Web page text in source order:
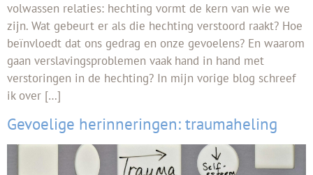
volwassen relaties: hechting vormt de kern van wie we
zijn. Wat gebeurt er als die hechting verstoord raakt? Hoe
beïnvloedt dat ons gedrag en onze gevoelens? En waarom
gaan verslavingsproblemen vaak hand in hand met
verstoringen in de hechting? In mijn vorige blog schreef
ik over […]
Gevoelige herinneringen: traumaheling